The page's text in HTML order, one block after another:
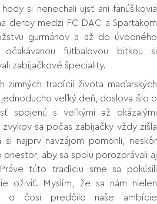
si nenechali ujsť ani fanúšikovia
derby medzi FC DAC a Spartakom
gurmánov a až do úvodného
futbalovou bitkou si
zabíjačkové špeciality.
zimných tradícií života maďarských
veľký deň, doslova išlo o
spojenú s veľkými až okázalými
sa počas zabíjačky vždy zišla
si najprv navzájom pomohli, neskôr
priestor, aby sa spolu porozprávali aj
túto tradíciu sme sa pokúsili
oživiť. Myslím, že sa nám nielen
o čosi predčilo naše ambície